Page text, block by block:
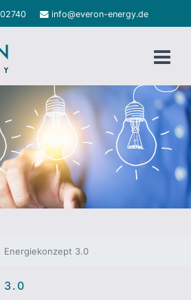
info@everon-energy.de
Energiekonzept 3.0
3.0